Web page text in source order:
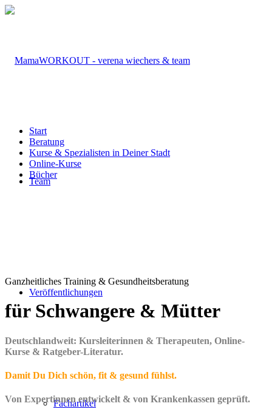
Team
Veröffentlichungen
Fachartikel
Start
Beratung
Kurse & Spezialisten in Deiner Stadt
Online-Kurse
Bücher
Ganzheitliches Training & Gesundheitsberatung
für Schwangere & Mütter
Deutschlandweit: Kursleiterinnen & Therapeuten, Online-
Kurse & Ratgeber-Literatur.
Damit Du Dich schön, fit & gesund fühlst.
Von Expertinnen entwickelt & von Krankenkassen geprüft.